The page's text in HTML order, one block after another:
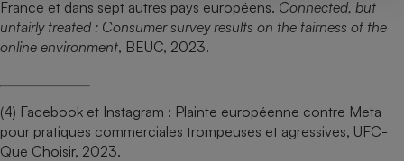
France et dans sept autres pays européens. Connected, but
unfairly treated : Consumer survey results on the fairness of the
online environment, BEUC, 2023.
(4) Facebook et Instagram : Plainte européenne contre Meta
pour pratiques commerciales trompeuses et agressives, UFC-
Que Choisir, 2023.